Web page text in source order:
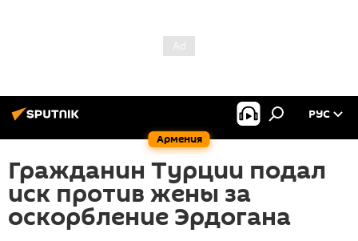
Армения
РУС
Гражданин Турции подал
иск против жены за
оскорбление Эрдогана